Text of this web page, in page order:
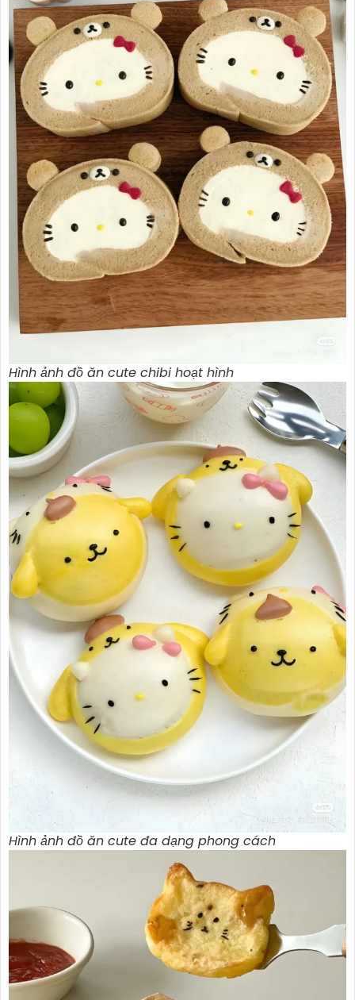
Hình ảnh đồ ăn cute chibi hoạt hình
Hình ảnh đồ ăn cute đa dạng phong cách